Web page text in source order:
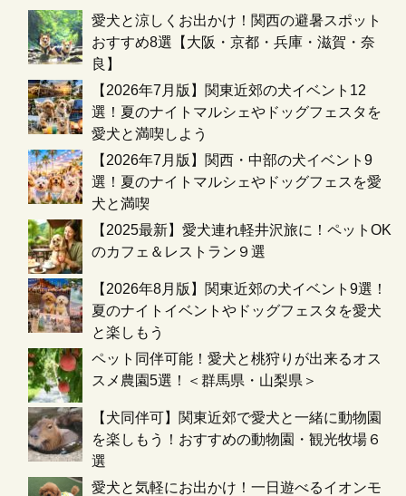
愛犬と涼しくお出かけ！関西の避暑スポット
おすすめ8選【大阪・京都・兵庫・滋賀・奈
良】
【2026年7月版】関東近郊の犬イベント12
選！夏のナイトマルシェやドッグフェスタを
愛犬と満喫しよう
【2026年7月版】関西・中部の犬イベント9
選！夏のナイトマルシェやドッグフェスを愛
犬と満喫
【2025最新】愛犬連れ軽井沢旅に！ペットOK
のカフェ＆レストラン９選
【2026年8月版】関東近郊の犬イベント9選！
夏のナイトイベントやドッグフェスタを愛犬
と楽しもう
ペット同伴可能！愛犬と桃狩りが出来るオス
スメ農園5選！＜群馬県・山梨県＞
【犬同伴可】関東近郊で愛犬と一緒に動物園
を楽しもう！おすすめの動物園・観光牧場６
選
愛犬と気軽にお出かけ！一日遊べるイオンモ